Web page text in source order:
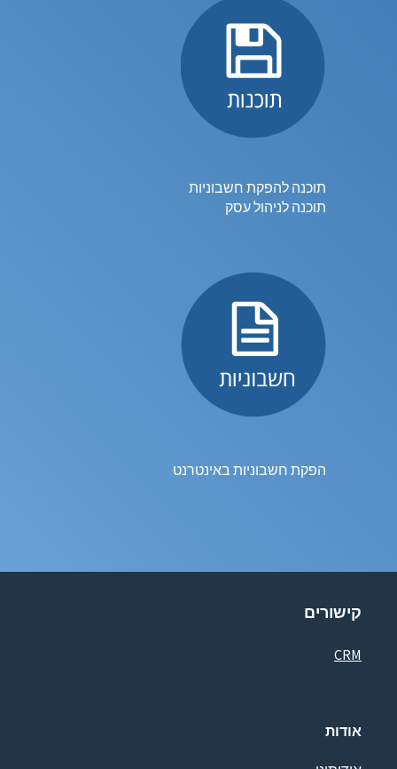
תוכנה להפקת חשבוניות
תוכנה לניהול עסק
הפקת חשבוניות באינטרנט
קישורים
CRM
אודות